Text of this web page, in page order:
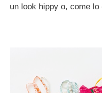
un look hippy o, come lo